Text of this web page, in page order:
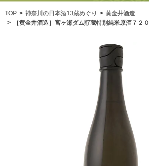
TOP 神奈川の日本酒13蔵めぐり
黄金井酒造
［黄金井酒造］宮ヶ瀬ダム貯蔵特別純米原酒７２